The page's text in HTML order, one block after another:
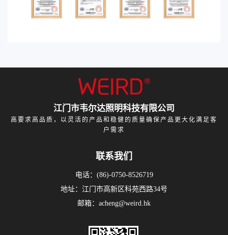
江门市韦尔达照明科技有限公司
高要求高品质，以灵活的产品和稳健的质量确保产品更大化满足客
户需求
联系我们
电话：(86)-0750-8526719
地址：江门市高新区科苑西路34号
邮箱：acheng@weird.hk